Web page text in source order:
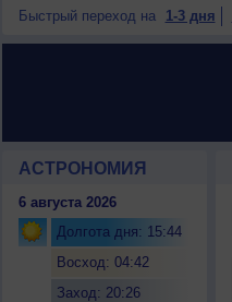
Быстрый переход на 1-3 дня
АСТРОНОМИЯ
6 августа 2026
Долгота дня: 15:44
Восход: 04:42
Заход: 20:26